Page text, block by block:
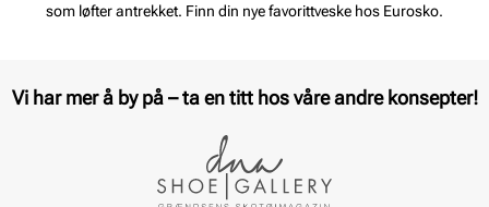
som løfter antrekket. Finn din nye favorittveske hos Eurosko.
Vi har mer å by på – ta en titt hos våre andre konsepter!